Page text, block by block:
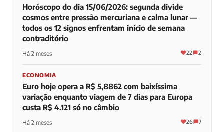
Horóscopo do dia 15/06/2026: segunda divide
cosmos entre pressão mercuriana e calma lunar —
todos os 12 signos enfrentam início de semana
contraditório
Há 2 meses 22 2
ECONOMIA
Euro hoje opera a R$ 5,8862 com baixíssima
variação enquanto viagem de 7 dias para Europa
custa R$ 4.121 só no câmbio
Há 2 meses 26 7